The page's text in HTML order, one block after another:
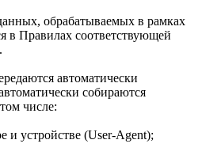
обрабатываемых в рамках
в Правилах соответствующей
автоматически
собираются
числе:
и устройстве (User-Agent);